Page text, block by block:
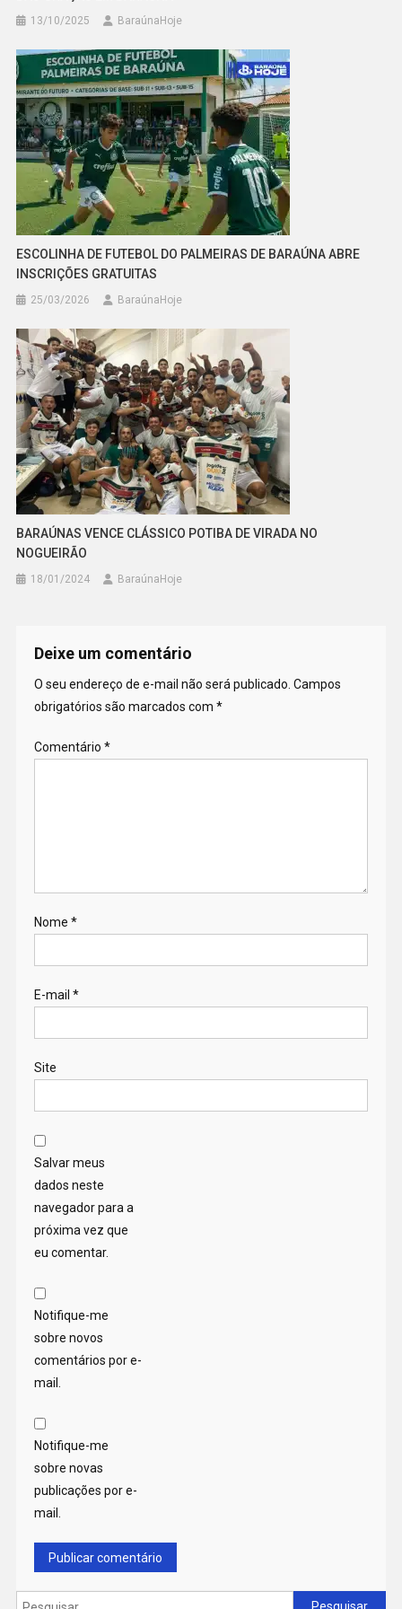
13/10/2025 BaraúnaHoje
ESCOLINHA DE FUTEBOL DO PALMEIRAS DE BARAÚNA ABRE
INSCRIÇÕES GRATUITAS
25/03/2026 BaraúnaHoje
BARAÚNAS VENCE CLÁSSICO POTIBA DE VIRADA NO
NOGUEIRÃO
18/01/2024 BaraúnaHoje
Deixe um comentário
O seu endereço de e-mail não será publicado. Campos
obrigatórios são marcados com *
Comentário *
Nome *
E-mail *
Site
Salvar meus
dados neste
navegador para a
próxima vez que
eu comentar.
Notifique-me
sobre novos
comentários por e-
mail.
Notifique-me
sobre novas
publicações por e-
mail.
Pesquisar